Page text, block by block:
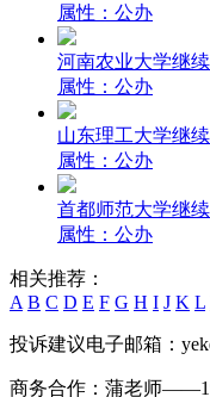
属性：公办
河南农业大学继
属性：公办
山东理工大学继
属性：公办
首都师范大学继
属性：公办
相关推荐：
A B C D E F G H I J K L
投诉建议电子邮箱：
商务合作：蒲老师